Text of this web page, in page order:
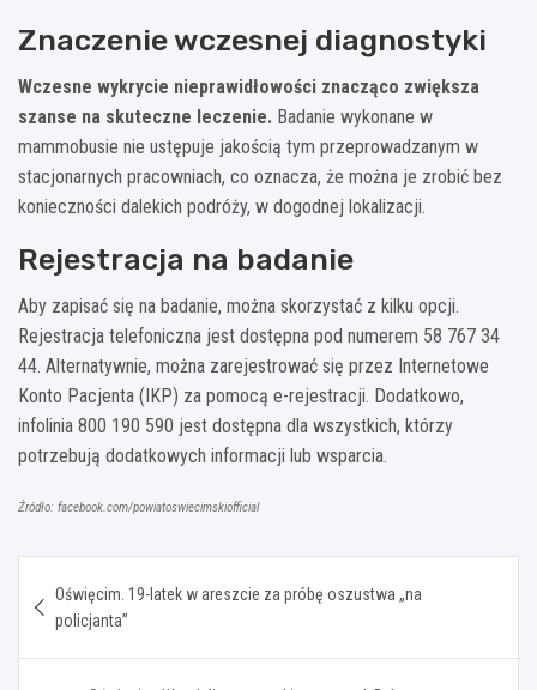
Znaczenie wczesnej diagnostyki
Wczesne wykrycie nieprawidłowości znacząco zwiększa
szanse na skuteczne leczenie. Badanie wykonane w
mammobusie nie ustępuje jakością tym przeprowadzanym w
stacjonarnych pracowniach, co oznacza, że można je zrobić bez
konieczności dalekich podróży, w dogodnej lokalizacji.
Rejestracja na badanie
Aby zapisać się na badanie, można skorzystać z kilku opcji.
Rejestracja telefoniczna jest dostępna pod numerem 58 767 34
44. Alternatywnie, można zarejestrować się przez Internetowe
Konto Pacjenta (IKP) za pomocą e-rejestracji. Dodatkowo,
infolinia 800 190 590 jest dostępna dla wszystkich, którzy
potrzebują dodatkowych informacji lub wsparcia.
Źródło: facebook.com/powiatoswiecimskiofficial
wpisu
Oświęcim. 19-latek w areszcie za próbę oszustwa „na
policjanta”